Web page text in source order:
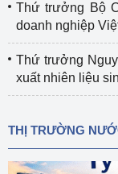
Thứ trưởng Bộ
doanh nghiệp
Thứ trưởng
xuất nhiên liệu
THỊ TRƯỜNG